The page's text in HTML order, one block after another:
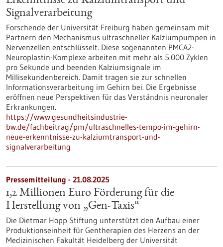
Signalverarbeitung
Forschende der Universität Freiburg haben gemeinsam mit
Partnern den Mechanismus ultraschneller Kalziumpumpen in
Nervenzellen entschlüsselt. Diese sogenannten PMCA2-
Neuroplastin-Komplexe arbeiten mit mehr als 5.000 Zyklen
pro Sekunde und beenden Kalziumsignale im
Millisekundenbereich. Damit tragen sie zur schnellen
Informationsverarbeitung im Gehirn bei. Die Ergebnisse
eröffnen neue Perspektiven für das Verständnis neuronaler
Erkrankungen.
https://www.gesundheitsindustrie-
bw.de/fachbeitrag/pm/ultraschnelles-tempo-im-gehirn-
neue-erkenntnisse-zu-kalziumtransport-und-
signalverarbeitung
Pressemitteilung - 21.08.2025
1,2 Millionen Euro Förderung für die
Herstellung von „Gen-Taxis“
Die Dietmar Hopp Stiftung unterstützt den Aufbau einer
Produktionseinheit für Gentherapien des Herzens an der
Medizinischen Fakultät Heidelberg der Universität